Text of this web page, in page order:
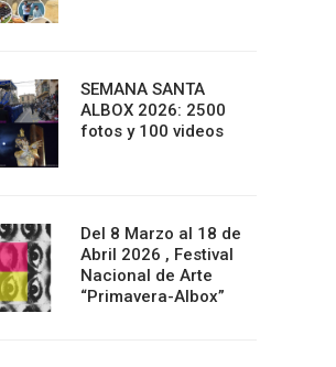
SEMANA SANTA
ALBOX 2026: 2500
fotos y 100 videos
Del 8 Marzo al 18 de
Abril 2026 , Festival
Nacional de Arte
“Primavera-Albox”